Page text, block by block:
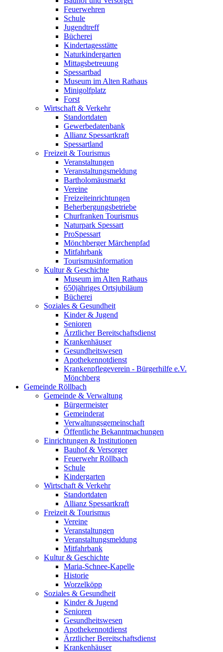
Feuerwehren
Schule
Jugendtreff
Bücherei
Kindertagesstätte
Naturkindergarten
Mittagsbetreuung
Spessartbad
Museum im Alten Rathaus
Minigolfplatz
Forst
Wirtschaft & Verkehr
Standortdaten
Gewerbedatenbank
Allianz Spessartkraft
Spessartland
Freizeit & Tourismus
Veranstaltungen
Veranstaltungsmeldung
Bartholomäusmarkt
Vereine
Freizeiteinrichtungen
Beherbergungsbetriebe
Churfranken Tourismus
Naturpark Spessart
ProSpessart
Mönchberger Märchenpfad
Mitfahrbank
Tourismusinformation
Kultur & Geschichte
Museum im Alten Rathaus
650jähriges Ortsjubiläum
Bücherei
Soziales & Gesundheit
Kinder & Jugend
Senioren
Ärztlicher Bereitschaftsdienst
Krankenhäuser
Gesundheitswesen
Apothekennotdienst
Krankenpflegeverein - Bürgerhilfe e.V.
Mönchberg
Gemeinde Röllbach
Gemeinde & Verwaltung
Bürgermeister
Gemeinderat
Verwaltungsgemeinschaft
Öffentliche Bekanntmachungen
Einrichtungen & Institutionen
Bauhof & Versorger
Feuerwehr Röllbach
Schule
Kindergarten
Wirtschaft & Verkehr
Standortdaten
Allianz Spessartkraft
Freizeit & Tourismus
Vereine
Veranstaltungen
Veranstaltungsmeldung
Mitfahrbank
Kultur & Geschichte
Maria-Schnee-Kapelle
Historie
Worzelköpp
Soziales & Gesundheit
Kinder & Jugend
Senioren
Gesundheitswesen
Apothekennotdienst
Ärztlicher Bereitschaftsdienst
Krankenhäuser